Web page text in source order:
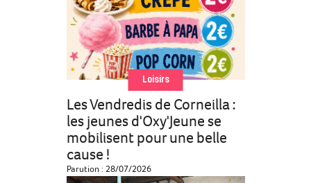
Loisirs
Les Vendredis de Corneilla :
les jeunes d'Oxy'Jeune se
mobilisent pour une belle
cause !
Parution : 28/07/2026